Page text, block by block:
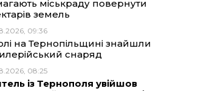
міськраду повернути
земель
09:36
на Тернопільщині знайшли
снаряд
08:25
із Тернополя увійшов